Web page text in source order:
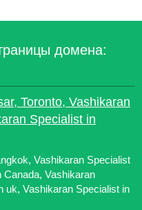
домена:
Toronto, Vashikaran
Specialist in
Vashikaran Specialist
Canada, Vashikaran
uk, Vashikaran Specialist in